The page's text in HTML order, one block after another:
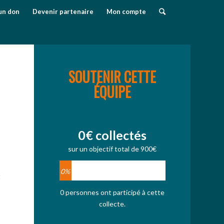
don Devenir partenaire Mon compte
SOUTENIR CETTE
ÉQUIPE
0€ collectés
sur un objectif total de 900€
0%
0 personnes ont participé à cette
collecte.